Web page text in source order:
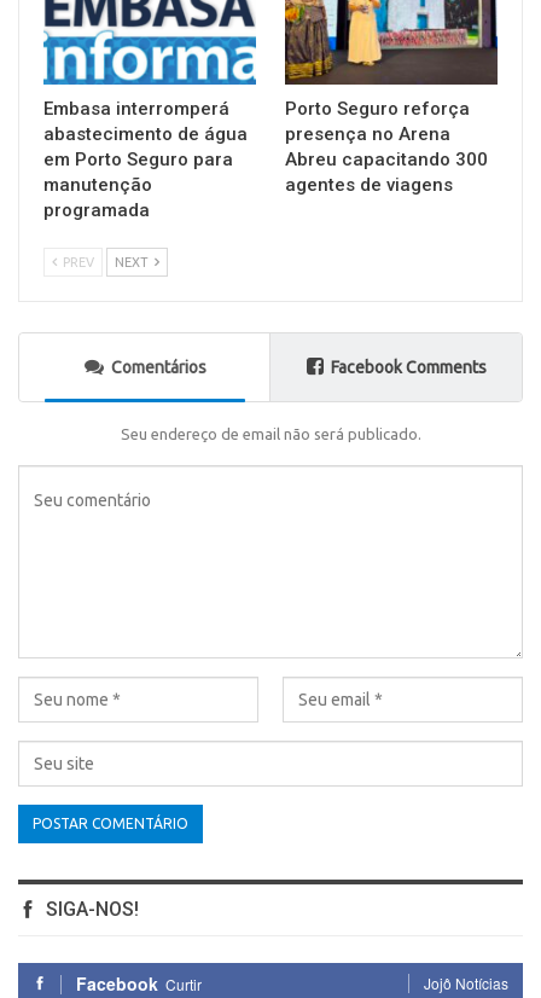
Embasa interromperá
abastecimento de água
em Porto Seguro para
manutenção
programada
Porto Seguro reforça
presença no Arena
Abreu capacitando 300
agentes de viagens
PREV NEXT
Comentários Facebook Comments
Seu endereço de email não será publicado.
SIGA-NOS!
Facebook Curtir Jojô Notícias